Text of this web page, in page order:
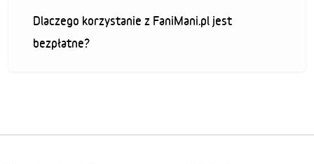
Dlaczego korzystanie z FaniMani.pl jest
bezpłatne?